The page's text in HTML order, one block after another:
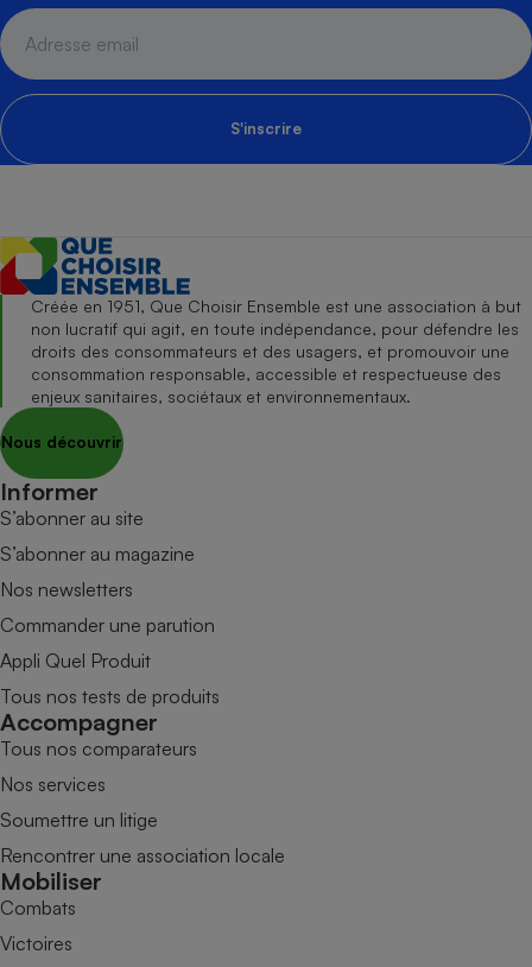
S'inscrire
Créée en 1951, Que Choisir Ensemble est une association à but
non lucratif qui agit, en toute indépendance, pour défendre les
droits des consommateurs et des usagers, et promouvoir une
consommation responsable, accessible et respectueuse des
enjeux sanitaires, sociétaux et environnementaux.
Nous découvrir
Informer
S’abonner au site
S’abonner au magazine
Nos newsletters
Commander une parution
Appli Quel Produit
Tous nos tests de produits
Accompagner
Tous nos comparateurs
Nos services
Soumettre un litige
Rencontrer une association locale
Mobiliser
Combats
Victoires